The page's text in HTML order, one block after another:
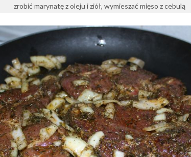
zrobić marynatę z oleju i ziół, wymieszać mięso z cebulą